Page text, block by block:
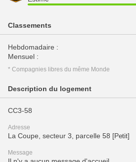
Classements
Hebdomadaire :
Mensuel :
* Compagnies libres du même Monde
Description du logement
CC3-58
Adresse
La Coupe, secteur 3, parcelle 58 [Petit]
Message